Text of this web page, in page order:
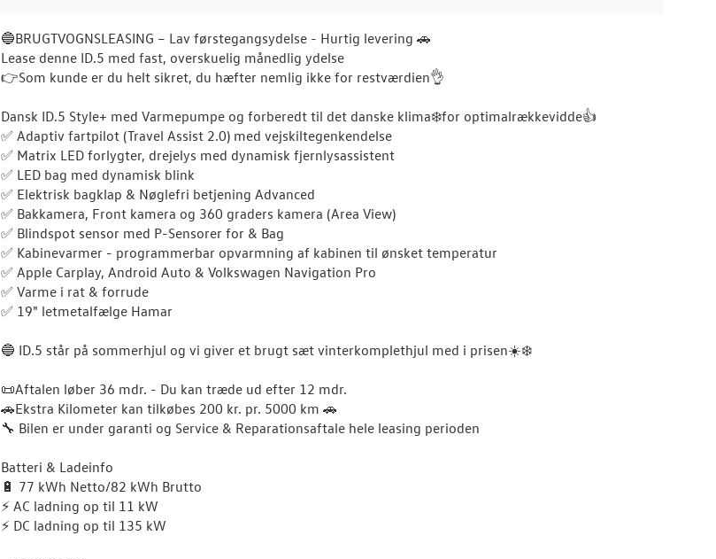
🔵BRUGTVOGNSLEASING – Lav førstegangsydelse - Hurtig levering 🚗
Lease denne ID.5 med fast, overskuelig månedlig ydelse
👉Som kunde er du helt sikret, du hæfter nemlig ikke for restværdien👌
Dansk ID.5 Style+ med Varmepumpe og forberedt til det danske klima❄️for optimalrækkevidde👍
✅ Adaptiv fartpilot (Travel Assist 2.0) med vejskiltegenkendelse
✅ Matrix LED forlygter, drejelys med dynamisk fjernlysassistent
✅ LED bag med dynamisk blink
✅ Elektrisk bagklap & Nøglefri betjening Advanced
✅ Bakkamera, Front kamera og 360 graders kamera (Area View)
✅ Blindspot sensor med P-Sensorer for & Bag
✅ Kabinevarmer - programmerbar opvarmning af kabinen til ønsket temperatur
✅ Apple Carplay, Android Auto & Volkswagen Navigation Pro
✅ Varme i rat & forrude
✅ 19" letmetalfælge Hamar
🔵 ID.5 står på sommerhjul og vi giver et brugt sæt vinterkomplethjul med i prisen☀️❄️
📜Aftalen løber 36 mdr. - Du kan træde ud efter 12 mdr.
🚗Ekstra Kilometer kan tilkøbes 200 kr. pr. 5000 km 🚗
🔧 Bilen er under garanti og Service & Reparationsaftale hele leasing perioden
Batteri & Ladeinfo
🔋 77 kWh Netto/82 kWh Brutto
⚡️ AC ladning op til 11 kW
⚡️ DC ladning op til 135 kW